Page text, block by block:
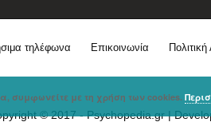
τηλέφωνα Επικοινωνία
© 2017 - Psychopedia.gr |
συμφωνείτε με τη χρήση των cookies.